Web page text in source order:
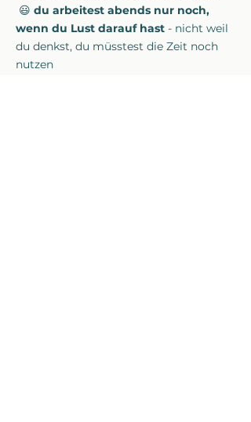
😃 du arbeitest abends nur noch,
wenn du Lust darauf hast - nicht weil
du denkst, du müsstest die Zeit noch
nutzen